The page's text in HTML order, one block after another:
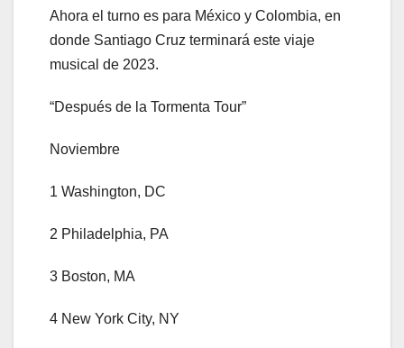
Ahora el turno es para México y Colombia, en
donde Santiago Cruz terminará este viaje
musical de 2023.
“Después de la Tormenta Tour”
Noviembre
1 Washington, DC
2 Philadelphia, PA
3 Boston, MA
4 New York City, NY